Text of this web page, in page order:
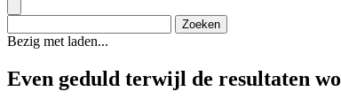
Bezig met laden...
Even geduld terwijl de resultaten